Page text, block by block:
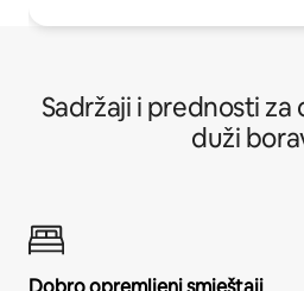
Sadržaji i prednosti za
duži